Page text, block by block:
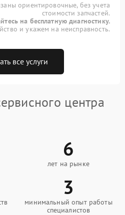
ориентировочные, без учета
стоимости запчастей.
на бесплатную диагностику.
и укажем на неисправность.
все услуги
центра
6
лет на рынке
3
минимальный опыт работы
специалистов